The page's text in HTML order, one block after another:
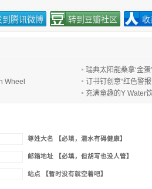
到腾讯微博 转到豆瓣社区
瑞典太阳能桑拿‘金蛋’
Wheel
订书钉创意“红色警报
充满童趣的Y Water
尊姓大名 【必填，潜水有碍健康】
邮箱地址 【必填，但胡写也没人管】
站点 【暂时没有就空着吧】